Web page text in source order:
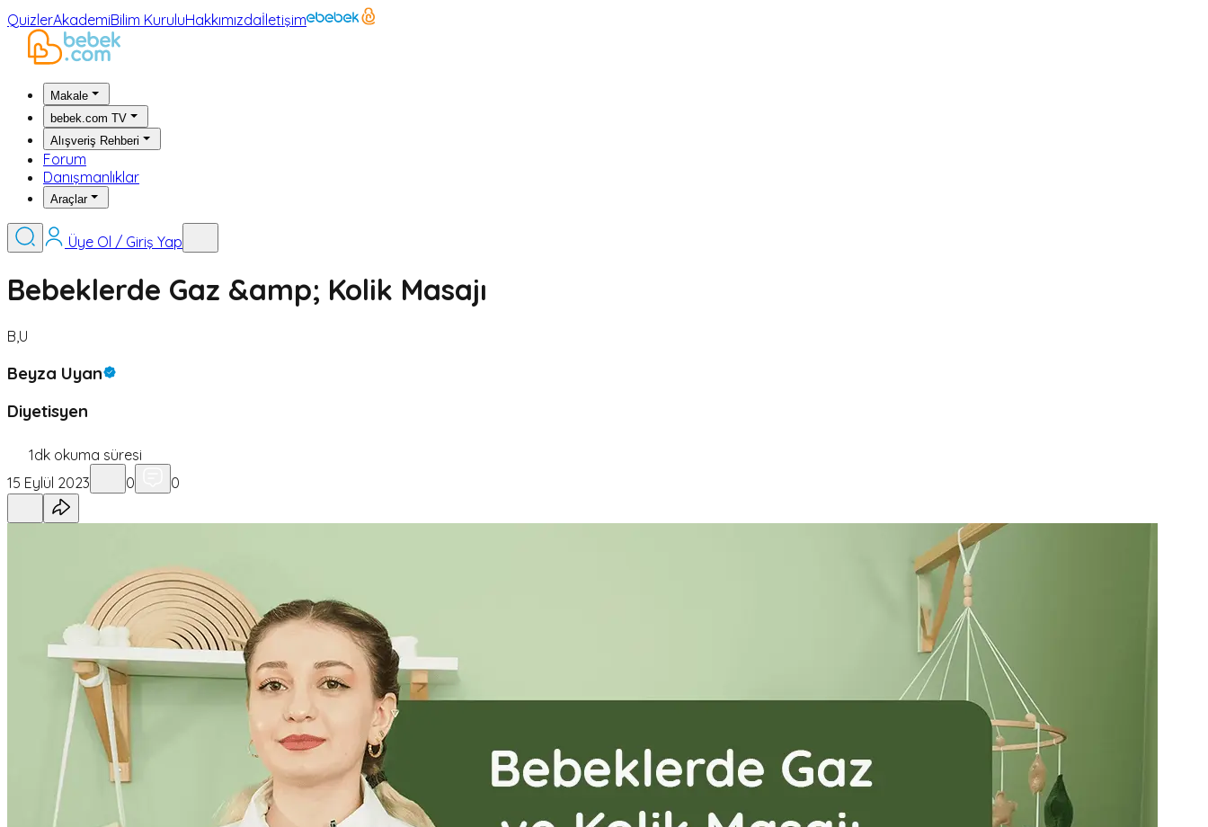
QuizlerAkademiBilim KuruluHakkımızdaİletişim
Makale
bebek.com TV
Alışveriş Rehberi
Forum
Danışmanlıklar
Araçlar
Üye Ol / Giriş Yap
Bebeklerde Gaz &amp; Kolik Masajı
B,U
Beyza Uyan
Diyetisyen
1dk okuma süresi
15 Eylül 2023
0 0